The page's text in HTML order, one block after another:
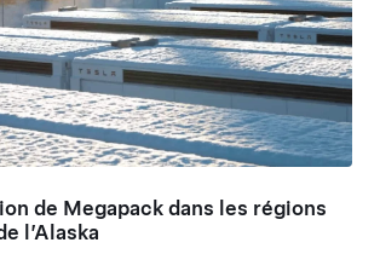
de Megapack dans les régions
l’Alaska